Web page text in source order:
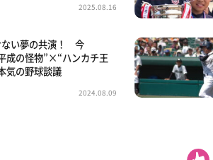
2025.08.16
ない夢の共演！ 今
成の怪物”×“ハンカチ王
気の野球談議
2024.08.09